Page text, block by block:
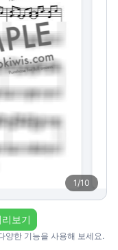
1/10
양한 기능을 사용해 보세요.
보기